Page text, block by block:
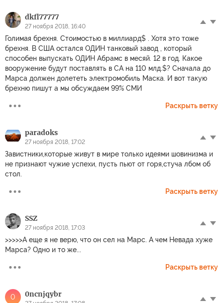
dkfl77777
27 ноября 2018, 16:40
Голимая брехня. Стоимостью в миллиард$ . Хотя это тоже
брехня. В США остался ОДИН танковый завод , который
способен выпускать ОДИН Абрамс в месяй. 12 в год. Какое
вооружение будут поставлять в СА на 110 млд.$? Сначала до
Марса должен долететь электромобиль Маска. И вот такую
брехню пишут а мы обсуждаем 99% СМИ
Раскрыть ветку
paradoks
27 ноября 2018, 17:02
Завистники,которые живут в мире только идеями шовинизма и
не признают чужие успехи, пусть пьют от горя,стуча лбом об
стол.
Раскрыть ветку
SSZ
27 ноября 2018, 17:03
>>>>>А еще я не верю, что он сел на Марс. А чем Невада хуже
Марса? Одно и то же...
Раскрыть ветку
0 0ncnjqybr